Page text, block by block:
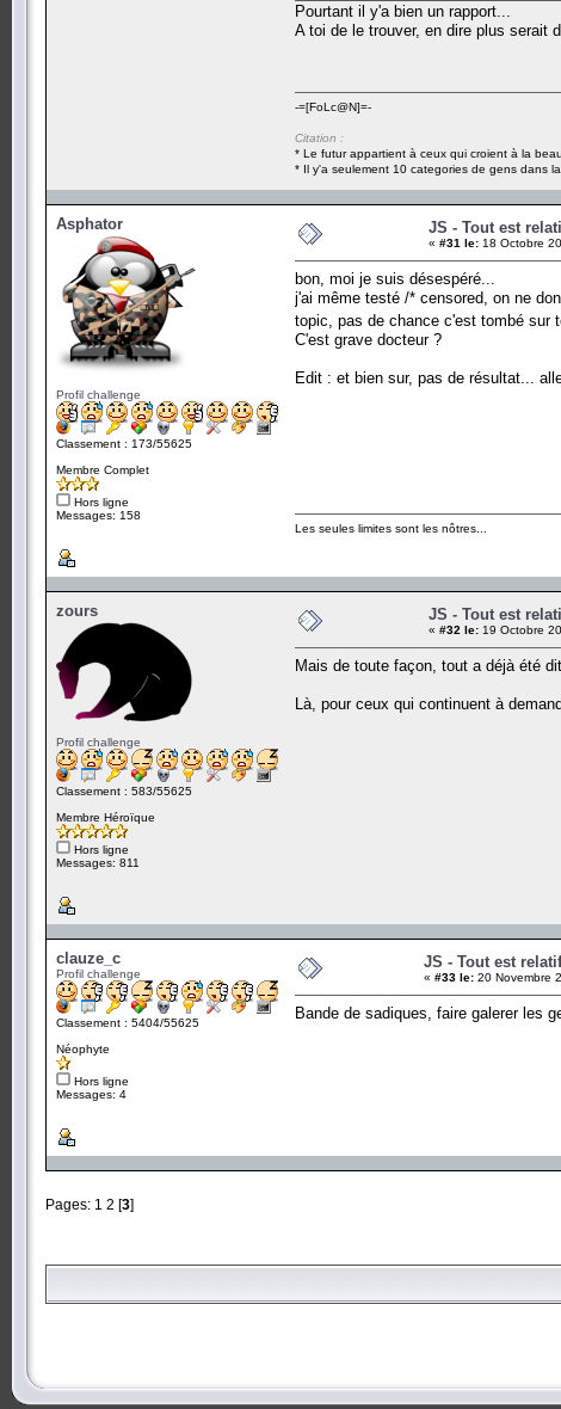
Pourtant il y'a bien un rapport...
A toi de le trouver, en dire plus serait
-=[FoLc@N]=-
Citation :
* Le futur appartient à ceux qui croient à la
* Il y'a seulement 10 categories de gens dans
Asphator
Profil challenge
Classement : 173/55625
Membre Complet
Hors ligne
Messages: 158
JS - Tout est
« #31 le: 18 Octobre
bon, moi je suis désespéré...
j'ai même testé /* censored, on ne
topic, pas de chance c'est tombé sur
C'est grave docteur ?
Edit : et bien sur, pas de résultat...
Les seules limites sont les nôtres...
zours
Profil challenge
Classement : 583/55625
Membre Héroïque
Hors ligne
Messages: 811
JS - Tout est
« #32 le: 19 Octobre
Mais de toute façon, tout a déjà été
Là, pour ceux qui continuent à
clauze_c
Profil challenge
Classement : 5404/55625
Néophyte
Hors ligne
Messages: 4
JS - Tout est relatif
« #33 le: 20 Novembre
Bande de sadiques, faire galerer les
Pages: 1 2 [3]